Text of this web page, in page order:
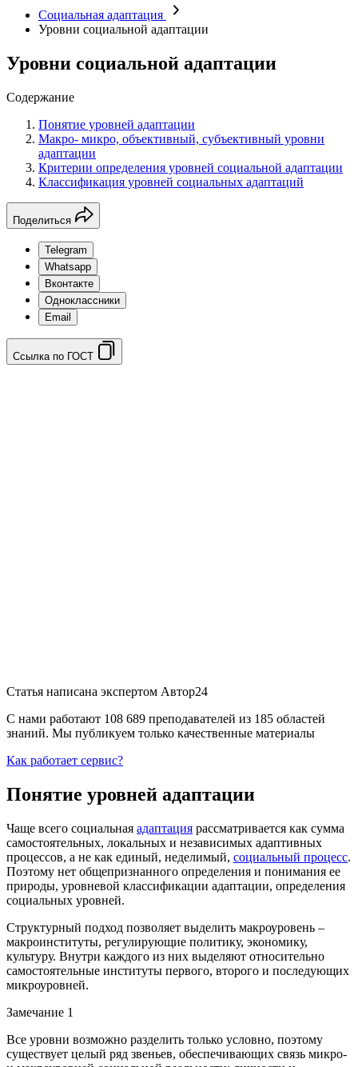
Социальная адаптация
Уровни социальной адаптации
Уровни социальной адаптации
Содержание
Понятие уровней адаптации
Макро- микро, объективный, субъективный уровни
адаптации
Критерии определения уровней социальной адаптации
Классификация уровней социальных адаптаций
Поделиться
Telegram
Whatsapp
Вконтакте
Одноклассники
Email
Ссылка по ГОСТ
Статья написана экспертом Автор24
С нами работают 108 689 преподавателей из 185 областей
знаний. Мы публикуем только качественные материалы
Как работает сервис?
Понятие уровней адаптации
Чаще всего социальная адаптация рассматривается как сумма
самостоятельных, локальных и независимых адаптивных
процессов, а не как единый, неделимый, социальный процесс.
Поэтому нет общепризнанного определения и понимания ее
природы, уровневой классификации адаптации, определения
социальных уровней.
Структурный подход позволяет выделить макроуровень –
макроинституты, регулирующие политику, экономику,
культуру. Внутри каждого из них выделяют относительно
самостоятельные институты первого, второго и последующих
микроуровней.
Замечание 1
Все уровни возможно разделить только условно, поэтому
существует целый ряд звеньев, обеспечивающих связь микро-